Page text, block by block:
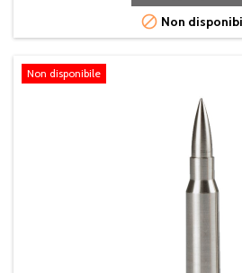
 Non
Non disponibile